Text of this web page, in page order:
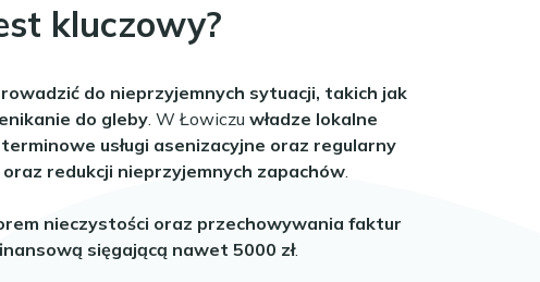
kluczowy?
do nieprzyjemnych sytuacji, takich jak
do gleby . W Łowiczu władze lokalne
usługi asenizacyjne oraz regularny
redukcji nieprzyjemnych zapachów
nieczystości oraz przechowywania faktur
sięgającą nawet 5000 zł.